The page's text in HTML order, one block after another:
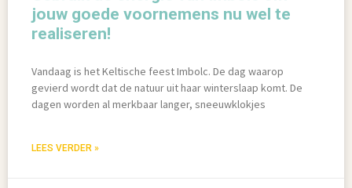
jouw goede voornemens nu wel te
realiseren!
Vandaag is het Keltische feest Imbolc. De dag waarop
gevierd wordt dat de natuur uit haar winterslaap komt. De
dagen worden al merkbaar langer, sneeuwklokjes
LEES VERDER »